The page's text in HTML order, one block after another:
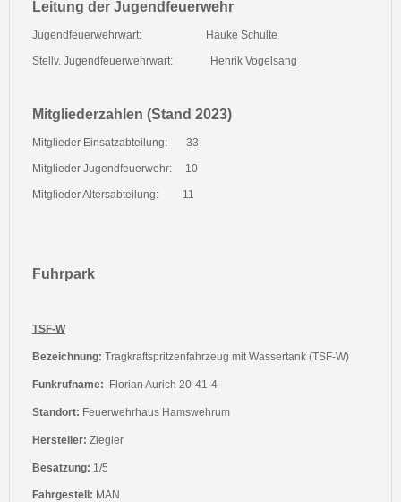
Leitung der Jugendfeuerwehr
Jugendfeuerwehrwart: Hauke Schulte
Stellv. Jugendfeuerwehrwart: Henrik Vogelsang
Mitgliederzahlen (Stand 2023)
Mitglieder Einsatzabteilung: 33
Mitglieder Jugendfeuerwehr: 10
Mitglieder Altersabteilung: 11
Fuhrpark
TSF-W
Bezeichnung: Tragkraftspritzenfahrzeug mit Wassertank (TSF-W)
Funkrufname: Florian Aurich 20-41-4
Standort: Feuerwehrhaus Hamswehrum
Hersteller: Ziegler
Besatzung: 1/5
Fahrgestell: MAN